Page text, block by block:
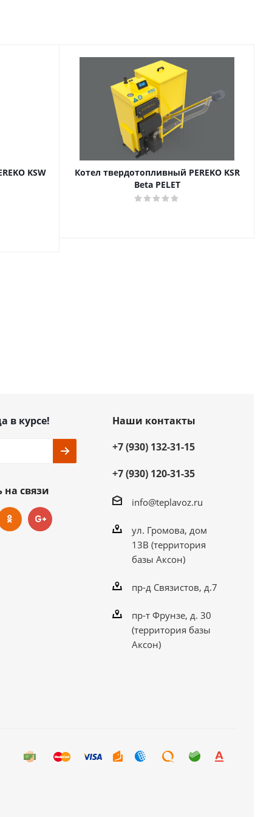
KSW
Котел твердотопливный PEREKO KSR
Beta PELET
в курсе!
на связи
Наши контакты
+7 (930) 132-31-15
+7 (930) 120-31-35
info@teplavoz.ru
ул. Громова, дом
13В (территория
базы Аксон)
пр-д Связистов, д.7
пр-т Фрунзе, д. 30
(территория базы
Аксон)